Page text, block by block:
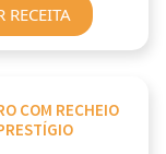
RECEITA
COM RECHEIO